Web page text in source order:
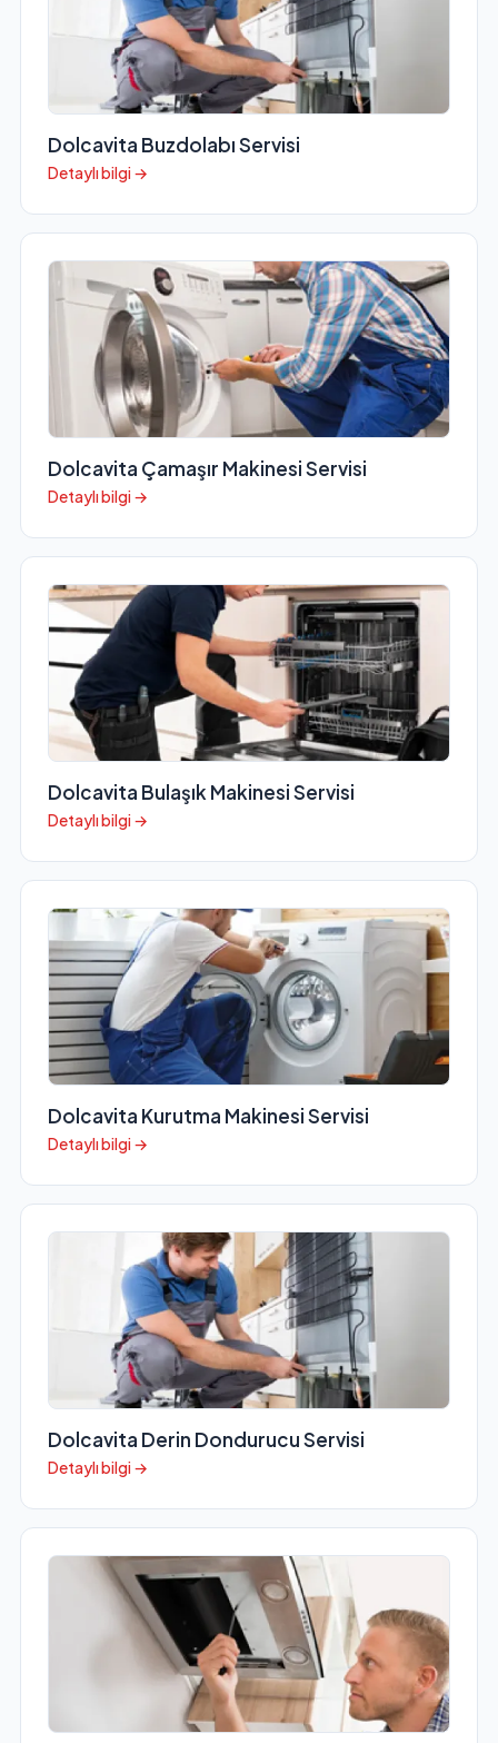
Dolcavita Buzdolabı Servisi
Detaylı bilgi →
Dolcavita Çamaşır Makinesi Servisi
Detaylı bilgi →
Dolcavita Bulaşık Makinesi Servisi
Detaylı bilgi →
Dolcavita Kurutma Makinesi Servisi
Detaylı bilgi →
Dolcavita Derin Dondurucu Servisi
Detaylı bilgi →